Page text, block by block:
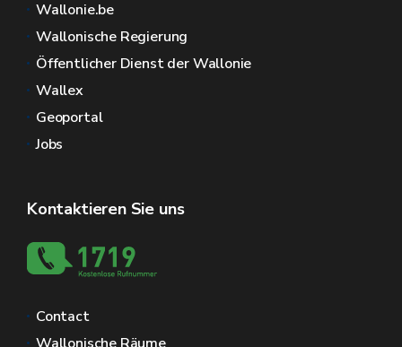
Wallonie.be
Wallonische Regierung
Öffentlicher Dienst der Wallonie
Wallex
Geoportal
Jobs
Kontaktieren Sie uns
Contact